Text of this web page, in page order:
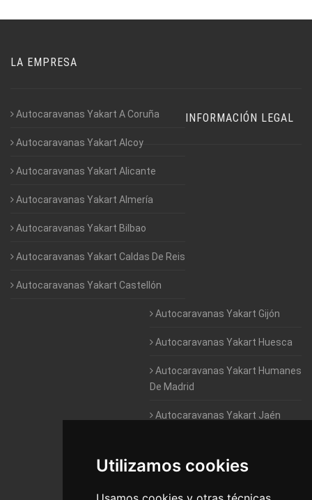
Utilizamos cookies
LA EMPRESA
Autocaravanas Yakart A Coruña
Autocaravanas Yakart Alcoy
Autocaravanas Yakart Alicante
Autocaravanas Yakart Almería
Autocaravanas Yakart Bilbao
Autocaravanas Yakart Caldas De Reis
Autocaravanas Yakart Castellón
Autocaravanas Yakart Gijón
Autocaravanas Yakart Huesca
Autocaravanas Yakart Humanes
De Madrid
Autocaravanas Yakart Jaén
Autocaravanas Yakart Valencia
INFORMACIÓN LEGAL